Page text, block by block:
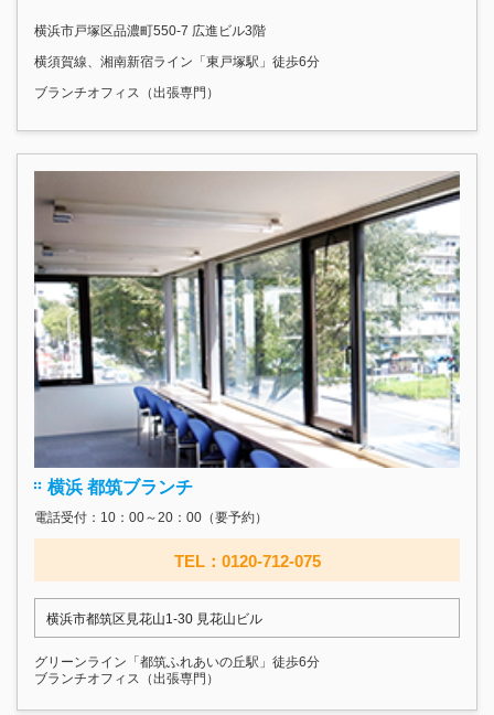
横浜市戸塚区品濃町550-7 広進ビル3階
横須賀線、湘南新宿ライン「東戸塚駅」徒歩6分
ブランチオフィス（出張専門）
横浜 都筑ブランチ
電話受付：10：00～20：00（要予約）
TEL：0120-712-075
横浜市都筑区見花山1-30 見花山ビル
グリーンライン「都筑ふれあいの丘駅」徒歩6分
ブランチオフィス（出張専門）